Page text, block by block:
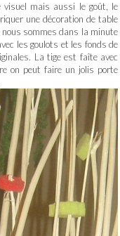
mais aussi le goût, le
une décoration de table
sommes dans la minute
les goulots et les fonds de
La tige est faîte avec
on peut faire un jolis porte